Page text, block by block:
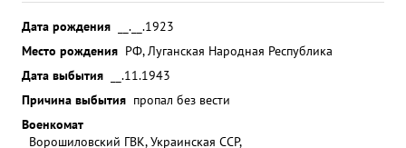
Дата рождения
__.__.1923
Место рождения РФ, Луганская Народная Республика
Дата выбытия
__.11.1943
Причина выбытия пропал без вести
Военкомат
Ворошиловский ГВК, Украинская ССР,